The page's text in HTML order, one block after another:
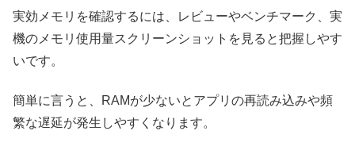
実効メモリを確認するには、レビューやベンチマーク、実
機のメモリ使用量スクリーンショットを見ると把握しやす
いです。
簡単に言うと、RAMが少ないとアプリの再読み込みや頻
繁な遅延が発生しやすくなります。